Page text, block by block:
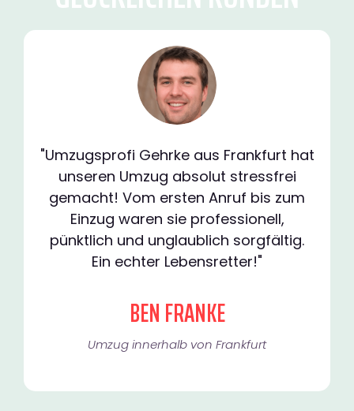
"Umzugsprofi Gehrke aus Frankfurt hat
unseren Umzug absolut stressfrei
gemacht! Vom ersten Anruf bis zum
Einzug waren sie professionell,
pünktlich und unglaublich sorgfältig.
Ein echter Lebensretter!"
BEN FRANKE
Umzug innerhalb von Frankfurt​